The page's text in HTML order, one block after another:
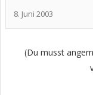
8. Juni 2003
(Du musst